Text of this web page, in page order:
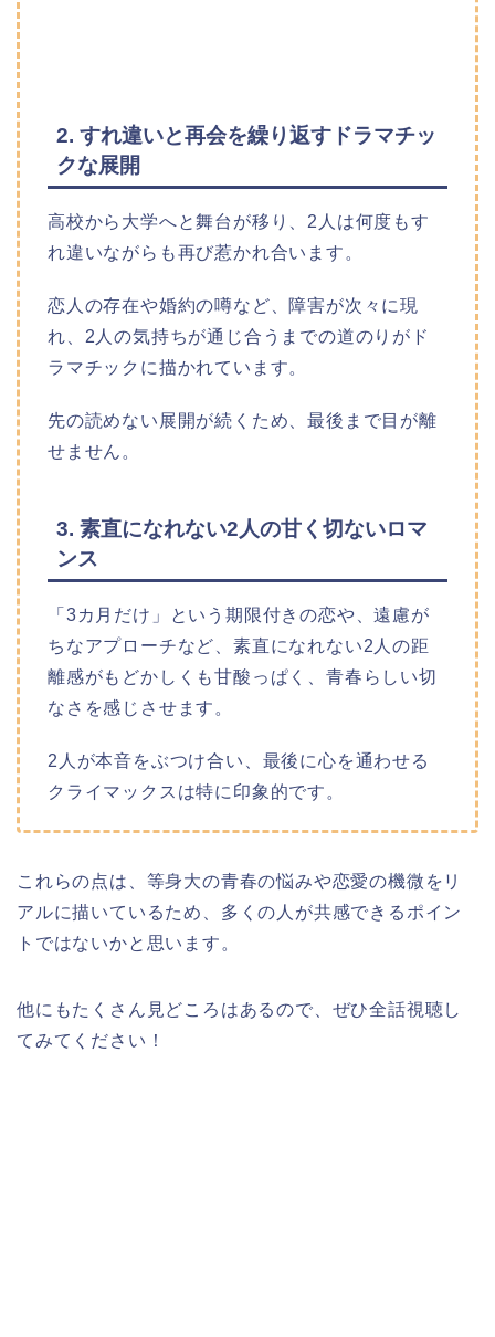
2. すれ違いと再会を繰り返すドラマチッ
クな展開
高校から大学へと舞台が移り、2人は何度もす
れ違いながらも再び惹かれ合います。
恋人の存在や婚約の噂など、障害が次々に現
れ、2人の気持ちが通じ合うまでの道のりがド
ラマチックに描かれています。
先の読めない展開が続くため、最後まで目が離
せません。
3. 素直になれない2人の甘く切ないロマ
ンス
「3カ月だけ」という期限付きの恋や、遠慮が
ちなアプローチなど、素直になれない2人の距
離感がもどかしくも甘酸っぱく、青春らしい切
なさを感じさせます。
2人が本音をぶつけ合い、最後に心を通わせる
クライマックスは特に印象的です。
これらの点は、等身大の青春の悩みや恋愛の機微をリ
アルに描いているため、多くの人が共感できるポイン
トではないかと思います。
他にもたくさん見どころはあるので、ぜひ全話視聴し
てみてください！